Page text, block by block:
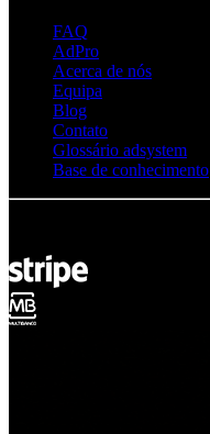
FAQ
AdPro
Acerca de nós
Equipa
Blog
Contato
Glossário adsystem
Base de conhecimento